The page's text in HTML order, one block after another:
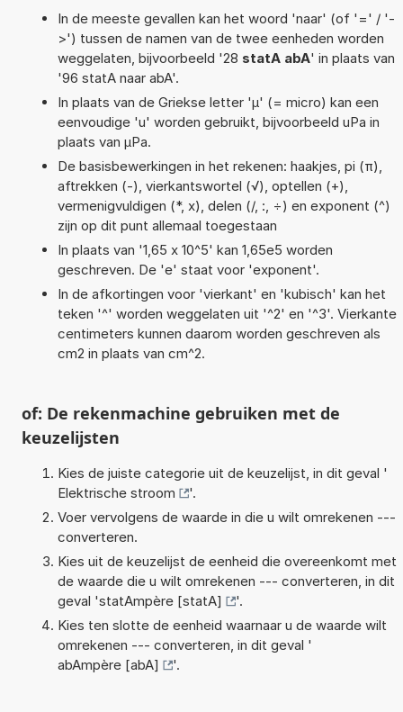
In de meeste gevallen kan het woord 'naar' (of '=' / '-
>') tussen de namen van de twee eenheden worden
weggelaten, bijvoorbeeld '28 statA abA' in plaats van
'96 statA naar abA'.
In plaats van de Griekse letter 'µ' (= micro) kan een
eenvoudige 'u' worden gebruikt, bijvoorbeeld uPa in
plaats van µPa.
De basisbewerkingen in het rekenen: haakjes, pi (π),
aftrekken (-), vierkantswortel (√), optellen (+),
vermenigvuldigen (*, x), delen (/, :, ÷) en exponent (^)
zijn op dit punt allemaal toegestaan
In plaats van '1,65 x 10^5' kan 1,65e5 worden
geschreven. De 'e' staat voor 'exponent'.
In de afkortingen voor 'vierkant' en 'kubisch' kan het
teken '^' worden weggelaten uit '^2' en '^3'. Vierkante
centimeters kunnen daarom worden geschreven als
cm2 in plaats van cm^2.
of: De rekenmachine gebruiken met de
keuzelijsten
Kies de juiste categorie uit de keuzelijst, in dit geval '
Elektrische stroom
'.
Voer vervolgens de waarde in die u wilt omrekenen ---
converteren.
Kies uit de keuzelijst de eenheid die overeenkomt met
de waarde die u wilt omrekenen --- converteren, in dit
geval 'statAmpère [statA]
'.
Kies ten slotte de eenheid waarnaar u de waarde wilt
omrekenen --- converteren, in dit geval '
abAmpère [abA]
'.